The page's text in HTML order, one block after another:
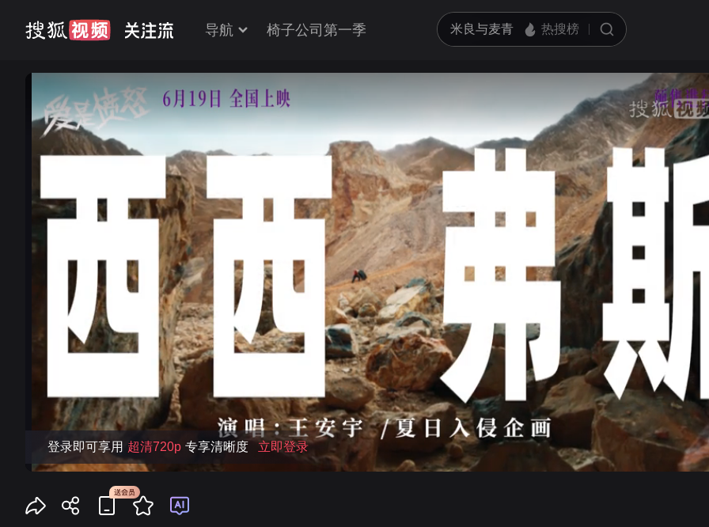
导航 椅子公司第一季
高清 倍速
跳过片头片尾
画面色彩调整
标准
100
对比度 100